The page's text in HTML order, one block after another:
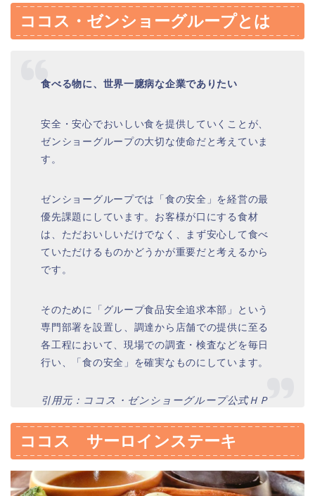
ココス・ゼンショーグループとは
食べる物に、世界一臆病な企業でありたい
安全・安心でおいしい食を提供していくことが、
ゼンショーグループの大切な使命だと考えていま
す。
ゼンショーグループでは「食の安全」を経営の最
優先課題にしています。お客様が口にする食材
は、ただおいしいだけでなく、まず安心して食べ
ていただけるものかどうかが重要だと考えるから
です。
そのために「グループ食品安全追求本部」という
専門部署を設置し、調達から店舗での提供に至る
各工程において、現場での調査・検査などを毎日
行い、「食の安全」を確実なものにしています。
引用元：ココス・ゼンショーグループ公式ＨＰ
ココス サーロインステーキ